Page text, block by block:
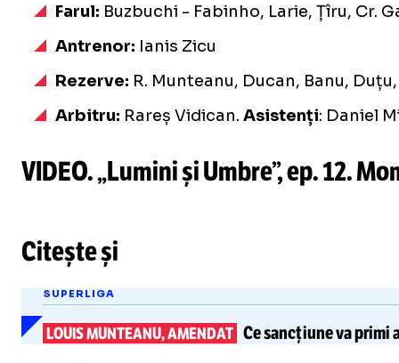
Farul: Buzbuchi - Fabinho, Larie, Țîru, Cr.
Antrenor: Ianis Zicu
Rezerve: R. Munteanu, Ducan, Banu,
Arbitru: Rareș Vidican. Asistenți: Daniel
VIDEO. „Lumini și Umbre”, ep. 12.
Citește și
SUPERLIGA
LOUIS MUNTEANU, AMENDAT Cesancțiuneva primi